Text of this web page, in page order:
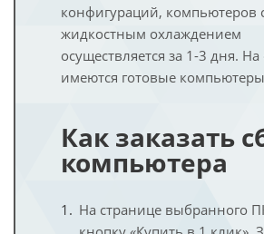
конфигураций, компьютеров
жидкостным охлаждением
осуществляется за 1-3 дня. На
имеются готовые
Как заказать
компьютера
На странице выбранного